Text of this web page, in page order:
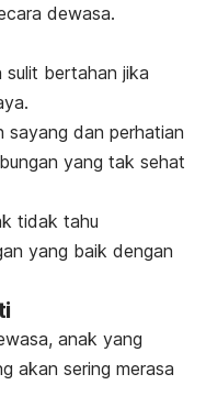
dewasa.
sulit bertahan jika
sayang dan perhatian
yang tak sehat
tidak tahu
yang baik dengan
anak yang
akan sering merasa